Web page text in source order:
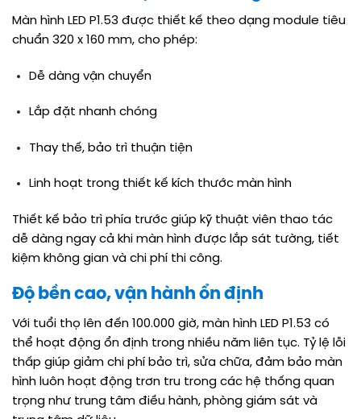
Màn hình LED P1.53 được thiết kế theo dạng module tiêu
chuẩn 320 x 160 mm, cho phép:
Dễ dàng vận chuyển
Lắp đặt nhanh chóng
Thay thế, bảo trì thuận tiện
Linh hoạt trong thiết kế kích thước màn hình
Thiết kế bảo trì phía trước giúp kỹ thuật viên thao tác
dễ dàng ngay cả khi màn hình được lắp sát tường, tiết
kiệm không gian và chi phí thi công.
Độ bền cao, vận hành ổn định
Với tuổi thọ lên đến 100.000 giờ, màn hình LED P1.53 có
thể hoạt động ổn định trong nhiều năm liên tục. Tỷ lệ lỗi
thấp giúp giảm chi phí bảo trì, sửa chữa, đảm bảo màn
hình luôn hoạt động trơn tru trong các hệ thống quan
trọng như trung tâm điều hành, phòng giám sát và